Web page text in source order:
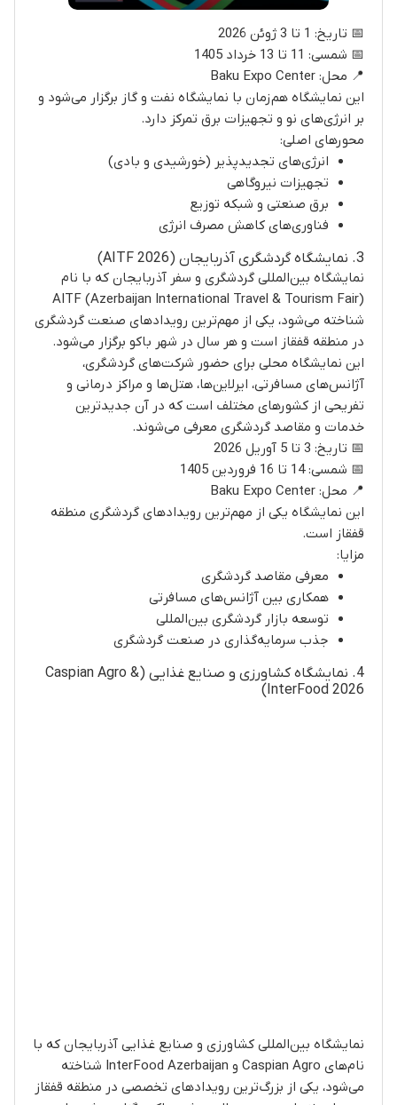
📅 تاریخ: 1 تا 3 ژوئن 2026
📅 شمسی: 11 تا 13 خرداد 1405
📍 محل: Baku Expo Center
این نمایشگاه هم‌زمان با نمایشگاه نفت و گاز برگزار می‌شود و
بر انرژی‌های نو و تجهیزات برق تمرکز دارد.
محورهای اصلی:
انرژی‌های تجدیدپذیر (خورشیدی و بادی)
تجهیزات نیروگاهی
برق صنعتی و شبکه توزیع
فناوری‌های کاهش مصرف انرژی
نمایشگاه بین‌المللی گردشگری و سفر آذربایجان که با نام
AITF (Azerbaijan International Travel & Tourism Fair)
شناخته می‌شود، یکی از مهم‌ترین رویدادهای صنعت گردشگری
در منطقه قفقاز است و هر سال در شهر باکو برگزار می‌شود.
این نمایشگاه محلی برای حضور شرکت‌های گردشگری،
آژانس‌های مسافرتی، ایرلاین‌ها، هتل‌ها و مراکز درمانی و
تفریحی از کشورهای مختلف است که در آن جدیدترین
خدمات و مقاصد گردشگری معرفی می‌شوند.
📅 تاریخ: 3 تا 5 آوریل 2026
📅 شمسی: 14 تا 16 فروردین 1405
📍 محل: Baku Expo Center
این نمایشگاه یکی از مهم‌ترین رویدادهای گردشگری منطقه
قفقاز است.
مزایا:
معرفی مقاصد گردشگری
همکاری بین آژانس‌های مسافرتی
توسعه بازار گردشگری بین‌المللی
جذب سرمایه‌گذاری در صنعت گردشگری
4. نمایشگاه کشاورزی و صنایع غذایی (Caspian Agro &
InterFood 2026)
نمایشگاه بین‌المللی کشاورزی و صنایع غذایی آذربایجان که با
نام‌های Caspian Agro و InterFood Azerbaijan شناخته
می‌شود، یکی از بزرگ‌ترین رویدادهای تخصصی در منطقه قفقاز